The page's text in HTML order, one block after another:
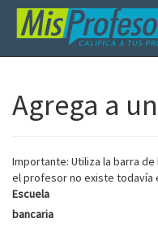
Agrega a
Importante: Utiliza la barra
el profesor no existe todavía
Escuela
bancaria